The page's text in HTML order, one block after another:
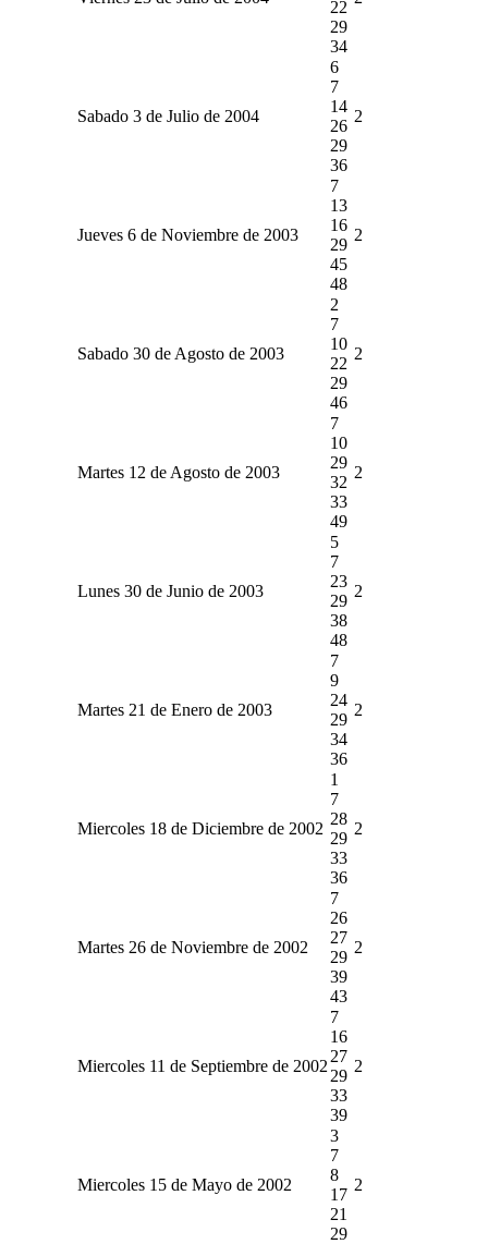
22
29
34
Sabado 3 de Julio de 2004
6
7
14
26
29
36
2
Jueves 6 de Noviembre de 2003
7
13
16
29
45
48
2
Sabado 30 de Agosto de 2003
2
7
10
22
29
46
2
Martes 12 de Agosto de 2003
7
10
29
32
33
49
2
Lunes 30 de Junio de 2003
5
7
23
29
38
48
2
Martes 21 de Enero de 2003
7
9
24
29
34
36
2
Miercoles 18 de Diciembre de 2002
1
7
28
29
33
36
2
Martes 26 de Noviembre de 2002
7
26
27
29
39
43
2
Miercoles 11 de Septiembre de 2002
7
16
27
29
33
39
2
Miercoles 15 de Mayo de 2002
3
7
8
17
21
29
2